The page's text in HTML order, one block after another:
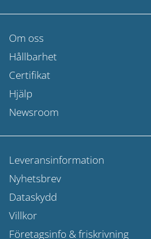
Om oss
Hållbarhet
Certifikat
Hjälp
Newsroom
Leveransinformation
Nyhetsbrev
Dataskydd
Villkor
Företagsinfo & friskrivning